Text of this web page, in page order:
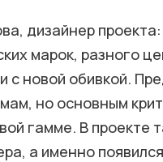
дизайнер
марок, разного
с новой обивкой.
но основным
гамме. В проекте
а именно